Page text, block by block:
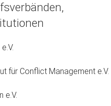
für Conflict Management e.V.
e.V.